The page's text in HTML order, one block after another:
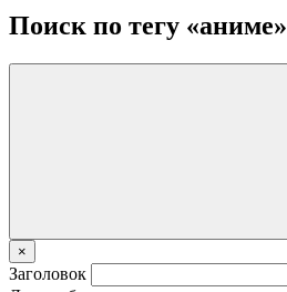
Поиск по тегу «аниме»
×
Заголовок